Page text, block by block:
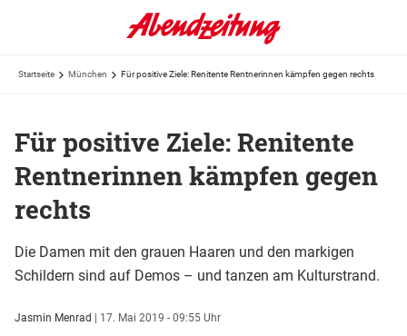
Startseite München Für positive Ziele: Renitente Rentnerinnen kämpfen gegen rechts
Für positive Ziele: Renitente
Rentnerinnen kämpfen gegen
rechts
Die Damen mit den grauen Haaren und den markigen
Schildern sind auf Demos – und tanzen am Kulturstrand.
Jasmin Menrad | 17. Mai 2019 - 09:55 Uhr